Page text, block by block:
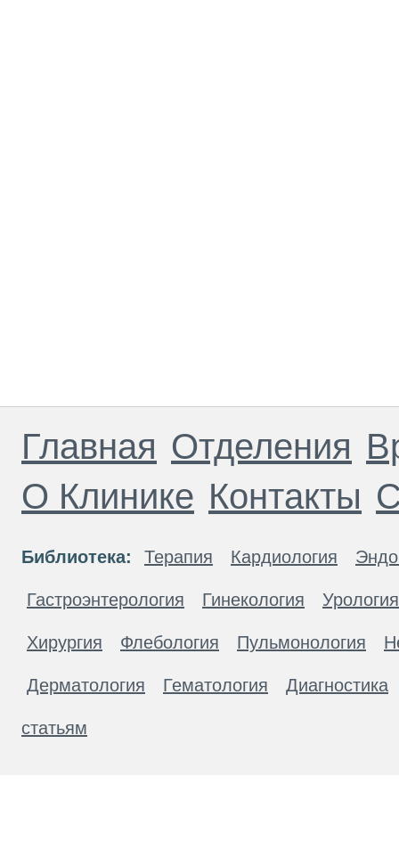
Главная Отделения
О Клинике Контакты
Библиотека: Терапия Кардиология
Гастроэнтерология Гинекология Урология
Хирургия Флебология Пульмонология
Дерматология Гематология Диагностика
статьям